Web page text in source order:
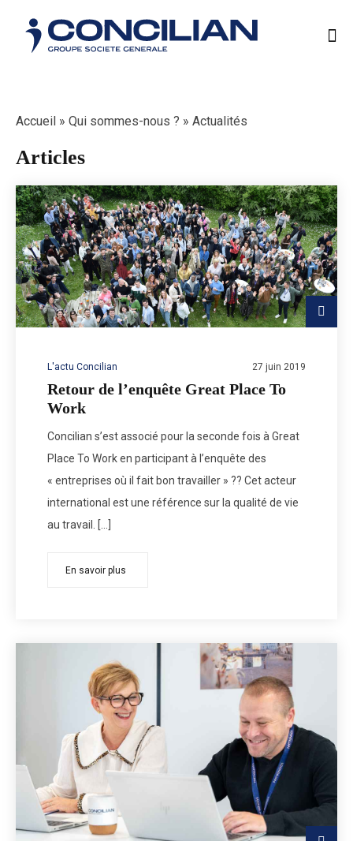
Accueil » Qui sommes-nous ? » Actualités
Articles
L'actu Concilian 27 juin 2019
Retour de l’enquête Great Place To
Work
Concilian s’est associé pour la seconde fois à Great
Place To Work en participant à l’enquête des
« entreprises où il fait bon travailler » ?? Cet acteur
international est une référence sur la qualité de vie
au travail. […]
En savoir plus